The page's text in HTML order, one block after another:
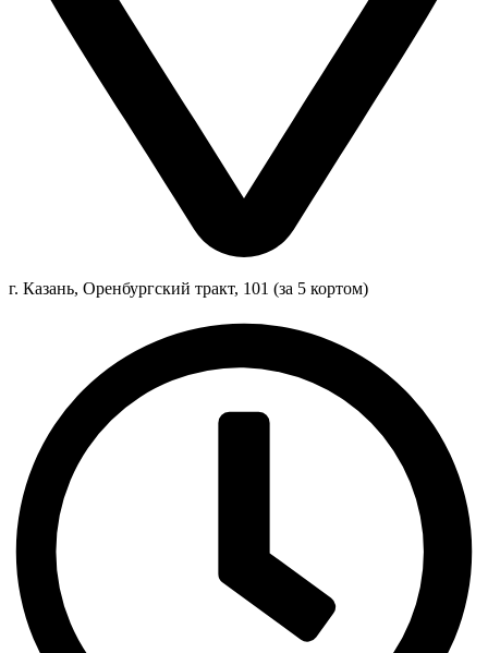
г. Казань, Оренбургский тракт, 101 (за 5 кортом)